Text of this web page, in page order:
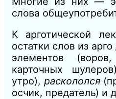
слова
К арготической
остатки слов из
элементов
карточных
утро), раскололся
осчик, предатель) и